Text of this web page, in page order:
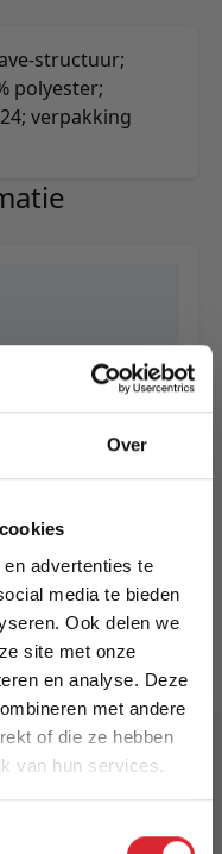
Over
advertenties te
media te bieden
Ook delen we
site met onze
en analyse. Deze
met andere
of die ze hebben
van hun services.
structuur;
polyester;
verpakking